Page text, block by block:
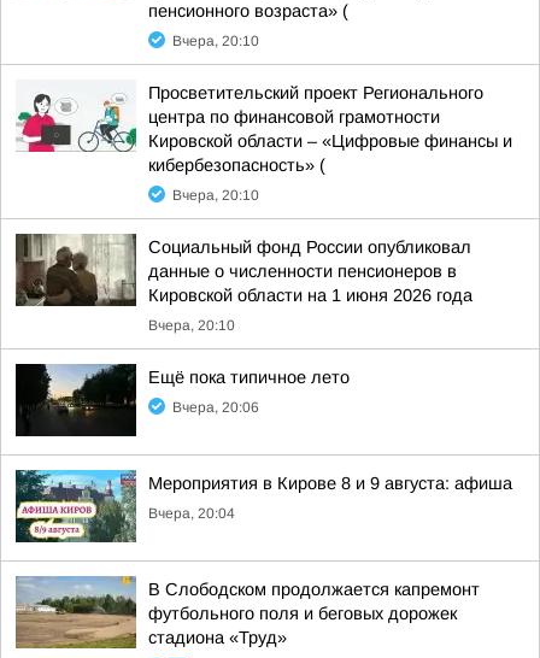
пенсионного возраста» (
Вчера, 20:10
Просветительский проект Регионального
центра по финансовой грамотности
Кировской области – «Цифровые финансы и
кибербезопасность» (
Вчера, 20:10
Социальный фонд России опубликовал
данные о численности пенсионеров в
Кировской области на 1 июня 2026 года
Вчера, 20:10
Ещё пока типичное лето
Вчера, 20:06
Мероприятия в Кирове 8 и 9 августа: афиша
Вчера, 20:04
В Слободском продолжается капремонт
футбольного поля и беговых дорожек
стадиона «Труд»